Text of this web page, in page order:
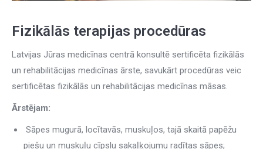
Fizikālās terapijas procedūras
Latvijas Jūras medicīnas centrā konsultē sertificēta fizikālās
un rehabilitācijas medicīnas ārste, savukārt procedūras veic
sertificētas fizikālās un rehabilitācijas medicīnas māsas.
Ārstējam:
Sāpes mugurā, locītavās, muskuļos, tajā skaitā papēžu
piešu un muskuļu cīpslu sakaļķojumu radītas sāpes;